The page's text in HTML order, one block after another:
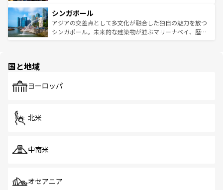
参照してほしい。
激する。気候は一年中温暖で、どの季節にも異なる楽しみ
が待っている。親しみやすいタイの人々、仏教を中心とし
た文化、そして多様な観光資源が、訪れる旅人を魅了し続
み、どこを訪れても感動するはず。観光スポットが密集し
ており、効率よく見どころを回れるのも魅力。息をのむよ
うな絶景から文化的な体験まで、香港を存分に楽しみ尽く
シンガポール
アジアの交差点として多文化が融合した独自の魅力を放つ
シンガポール。未来的な建築物が並ぶマリーナベイ、歴史
で、ホーカーズは地元の風情を楽しめる外せないスポット
国と地域
ヨーロッパ
北米
中南米
オセアニア